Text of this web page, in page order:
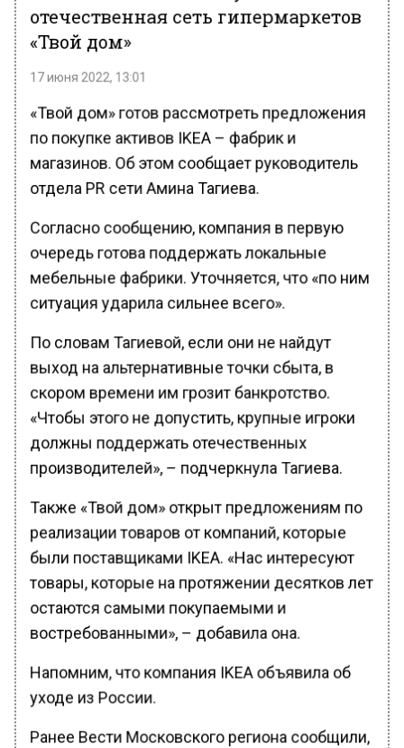
отечественная сеть гипермаркетов
«Твой дом»
17 июня 2022, 13:01
«Твой дом» готов рассмотреть предложения
по покупке активов IKEA – фабрик и
магазинов. Об этом сообщает руководитель
отдела PR сети Амина Тагиева.
Согласно сообщению, компания в первую
очередь готова поддержать локальные
мебельные фабрики. Уточняется, что «по ним
ситуация ударила сильнее всего».
По словам Тагиевой, если они не найдут
выход на альтернативные точки сбыта, в
скором времени им грозит банкротство.
«Чтобы этого не допустить, крупные игроки
должны поддержать отечественных
производителей», – подчеркнула Тагиева.
Также «Твой дом» открыт предложениям по
реализации товаров от компаний, которые
были поставщиками IKEA. «Нас интересуют
товары, которые на протяжении десятков лет
остаются самыми покупаемыми и
востребованными», – добавила она.
Напомним, что компания IKEA объявила об
уходе из России.
Ранее Вести Московского региона сообщили,